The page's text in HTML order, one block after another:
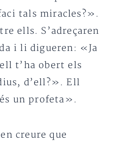
tals miracles?».
ells. S’adreçaren
i li digueren: «Ja
t’ha obert els
d’ell?». Ell
un profeta».
creure que